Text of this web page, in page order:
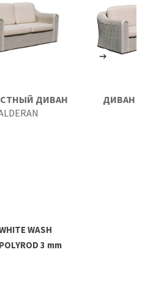
ДИВАН
ДИВАН
WASH
POLYROD 3 mm